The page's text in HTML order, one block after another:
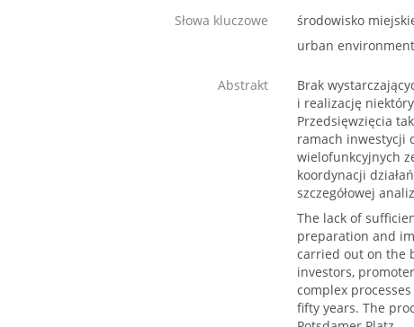
Słowa kluczowe
środowisko
urban
Abstrakt
Brak
i realizację
Przedsięwzięcia
ramach inwestycji
wielofunkcyjnych
koordynacji
szczegółowej
The lack of
preparation and
carried out on the
investors,
complex
fifty years. The